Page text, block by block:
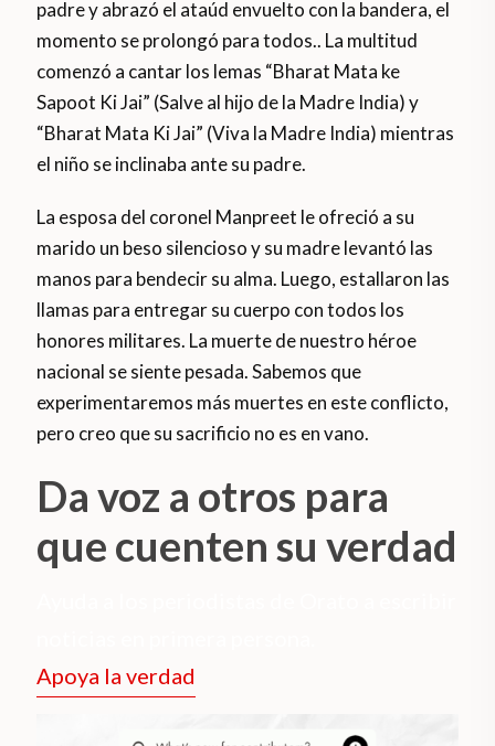
padre y abrazó el ataúd envuelto con la bandera, el
momento se prolongó para todos.. La multitud
comenzó a cantar los lemas “Bharat Mata ke
Sapoot Ki Jai” (Salve al hijo de la Madre India) y
“Bharat Mata Ki Jai” (Viva la Madre India) mientras
el niño se inclinaba ante su padre.
La esposa del coronel Manpreet le ofreció a su
marido un beso silencioso y su madre levantó las
manos para bendecir su alma. Luego, estallaron las
llamas para entregar su cuerpo con todos los
honores militares. La muerte de nuestro héroe
nacional se siente pesada. Sabemos que
experimentaremos más muertes en este conflicto,
pero creo que su sacrificio no es en vano.
Da voz a otros para
que cuenten su verdad
Apoya la verdad